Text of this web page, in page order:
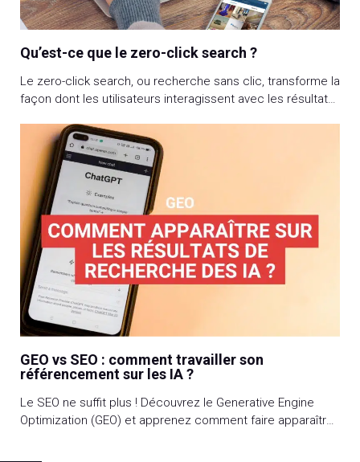
Qu’est-ce que le zero-click search ?
Le zero-click search, ou recherche sans clic, transforme la
façon dont les utilisateurs interagissent avec les résultats
des requêtes Google aboutissant à une réponse
pertinente et directe sur la page de résultats, ce
phénomène impacte significativement les stratégies SEO.
Fonctionnement, recherches concernées, impact sur le
référencement naturel, […]
GEO vs SEO : comment travailler son
référencement sur les IA ?
Le SEO ne suffit plus ! Découvrez le Generative Engine
Optimization (GEO) et apprenez comment faire apparaître